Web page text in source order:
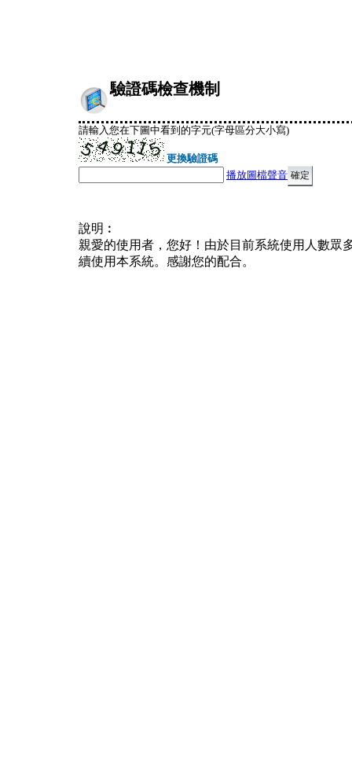
驗證碼檢查機制
請輸入您在下圖中看到的字元(字母區分大小寫)
更換驗證碼
播放圖檔聲音
說明︰
親愛的使用者，您好！由於目前系統使用人數眾
續使用本系統。感謝您的配合。